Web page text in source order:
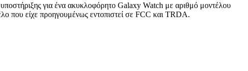
για ένα ακυκλοφόρητο Galaxy Watch με αριθμό μοντέλου
που είχε προηγουμένως εντοπιστεί σε FCC και TRDA.